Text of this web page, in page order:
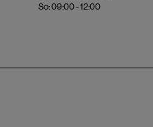
So: 09:00 - 12:00